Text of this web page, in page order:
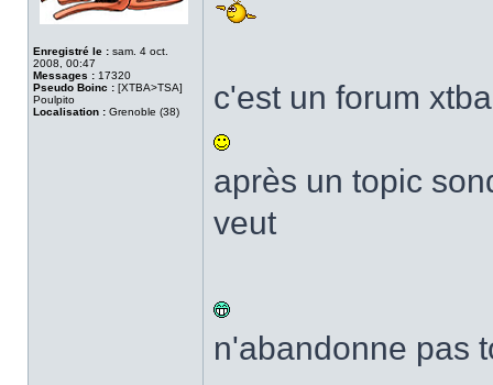
Enregistré le : sam. 4 oct.
2008, 00:47
Messages : 17320
Pseudo Boinc : [XTBA>TSA]
Poulpito
Localisation : Grenoble (38) c'est un forum
après un topic
veut
n'abandonne pas